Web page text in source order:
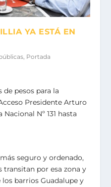
YA ESTÁ EN
Portada
pesos para la
Presidente Arturo
Nº 131 hasta
seguro y ordenado,
transitan por esa zona y
barrios Guadalupe y